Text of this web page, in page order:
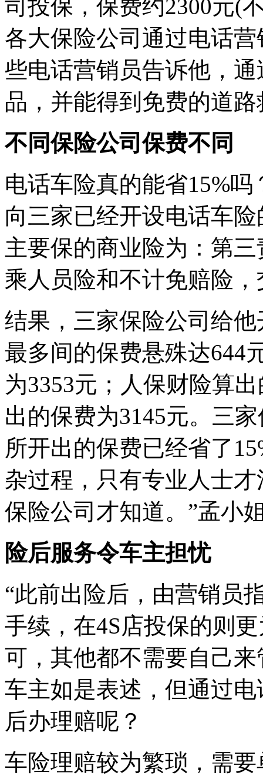
司投保，保费约2300元(
各大保险公司通过电话
些电话营销员告诉他，
品，并能得到免费的道
不同保险公司保费不同
电话车险真的能省15%
向三家已经开设电话车
主要保的商业险为：第
乘人员险和不计免赔险
结果，三家保险公司给
最多间的保费悬殊达644
为3353元；人保财险算
出的保费为3145元。三
所开出的保费已经省了
杂过程，只有专业人士
保险公司才知道。”孟小
险后服务令车主担忧
“此前出险后，由营销员
手续，在4S店投保的则
可，其他都不需要自己
车主如是表述，但通过
后办理赔呢？
车险理赔较为繁琐，需